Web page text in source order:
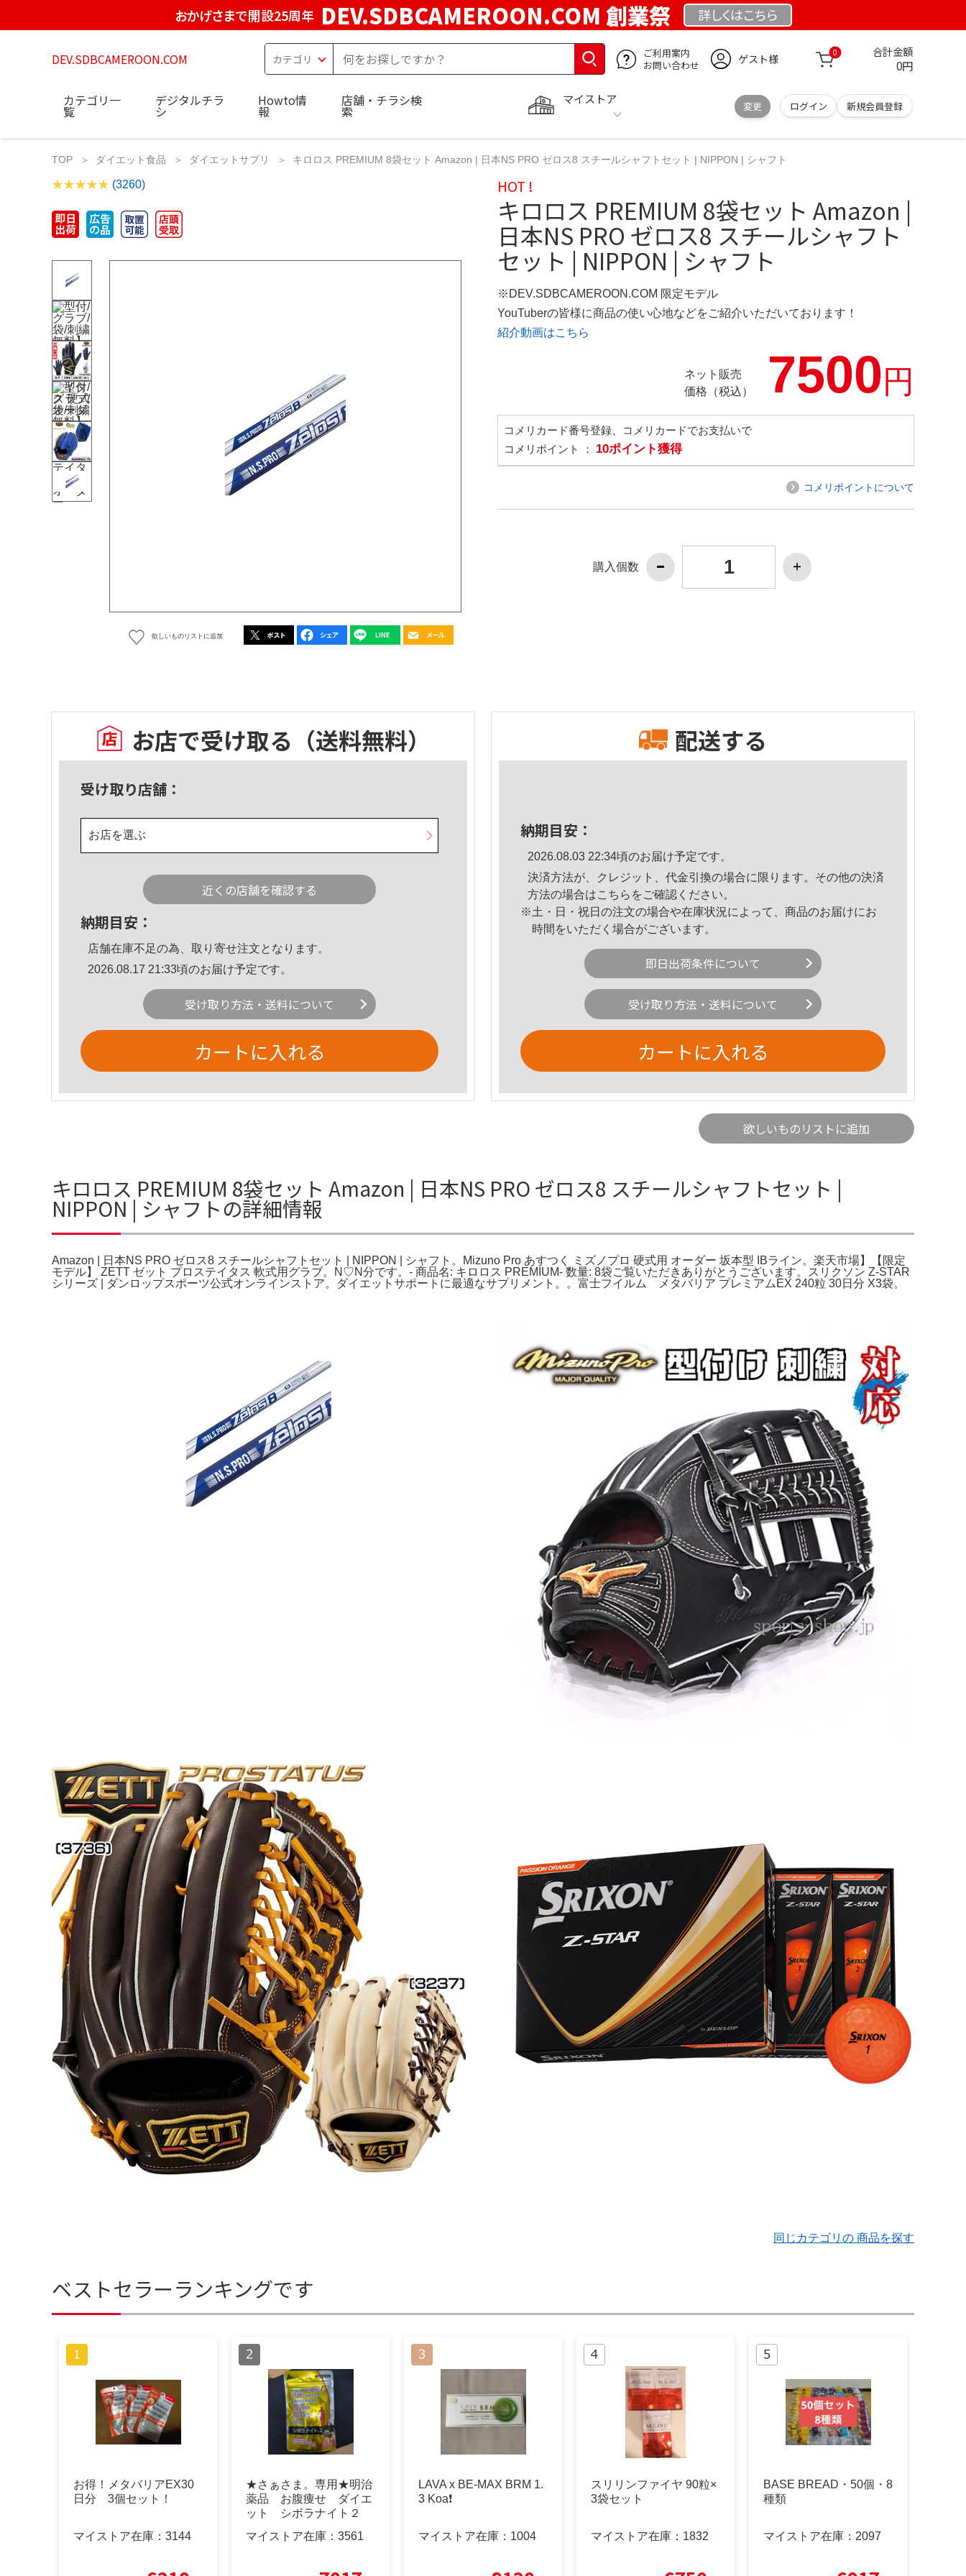
おかげさまで開設25周年 DEV.SDBCAMEROON.COM 創業祭 詳しくはこちら
DEV.SDBCAMEROON.COM
ご利用案内
お問い合わせ
ゲスト様 0 合計金額
0円
マイストア
変更 ログイン 新規会員登録
カテゴリ一
覧
デジタルチラ
シ
Howto情
報
店舗・チラシ検
索
TOP ダイエット食品 ダイエットサプリ キロロス PREMIUM 8袋セット Amazon | 日本NS PRO ゼロス8 スチールシャフトセット | NIPPON | シャフト
(3260)
欲しいものリストに追加
HOT !
キロロス PREMIUM 8袋セット Amazon |
日本NS PRO ゼロス8 スチールシャフト
セット | NIPPON | シャフト
※DEV.SDBCAMEROON.COM 限定モデル
YouTuberの皆様に商品の使い心地などをご紹介いただいております！
紹介動画はこちら
ネット販売
価格（税込）
7500円
コメリカード番号登録、コメリカードでお支払いで
コメリポイント ： 10ポイント獲得
コメリポイントについて
購入個数
お店で受け取る （送料無料）
受け取り店舗：
お店を選ぶ
近くの店舗を確認する
納期目安：
店舗在庫不足の為、取り寄せ注文となります。
2026.08.17 21:33頃のお届け予定です。
受け取り方法・送料について
カートに入れる
配送する
納期目安：
2026.08.03 22:34頃のお届け予定です。
決済方法が、クレジット、代金引換の場合に限ります。その他の決済
方法の場合はこちら をご確認ください。
※土・日・祝日の注文の場合や在庫状況によって、商品のお届けにお
時間をいただく場合がございます。
即日出荷条件について
受け取り方法・送料について
カートに入れる
欲しいものリストに追加
キロロス PREMIUM 8袋セット Amazon | 日本NS PRO ゼロス8 スチールシャフトセット |
NIPPON | シャフトの詳細情報
Amazon | 日本NS PRO ゼロス8 スチールシャフトセット | NIPPON | シャフト。Mizuno Pro あすつく ミズノプロ 硬式用 オーダー 坂本型 IBライン。楽天市場】【限定
モデル】 ZETT ゼット プロステイタス 軟式用グラブ。N♡N分です。- 商品名: キロロス PREMIUM- 数量: 8袋ご覧いただきありがとうございます。スリクソン Z-STAR
シリーズ | ダンロップスポーツ公式オンラインストア。ダイエットサポートに最適なサプリメント。。富士フイルム メタバリア プレミアムEX 240粒 30日分 X3袋。
同じカテゴリの 商品を探す
ベストセラーランキングです
お得！メタバリアEX30
日分 3個セット！
マイストア在庫： 3144
★さぁさま。専用★明治
薬品 お腹痩せ ダイエ
ット シボラナイト２
機能性表示食品
マイストア在庫： 3561
LAVA x BE-MAX BRM 1.
3 Koa❗️
マイストア在庫： 1004
スリリンファイヤ 90粒×
3袋セット
マイストア在庫： 1832
BASE BREAD・50個・8
種類
マイストア在庫： 2097